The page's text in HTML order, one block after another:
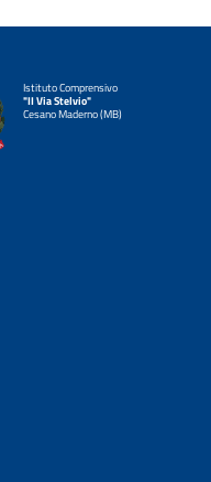
Istituto Comprensivo
"II Via Stelvio"
Cesano Maderno (MB)